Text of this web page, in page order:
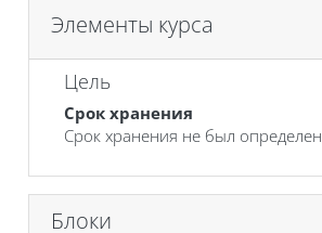
Элементы курса
Цель
Срок хранения
Срок хранения не был определен
Блоки